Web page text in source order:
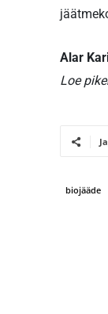
Alar
Loe
biojääde